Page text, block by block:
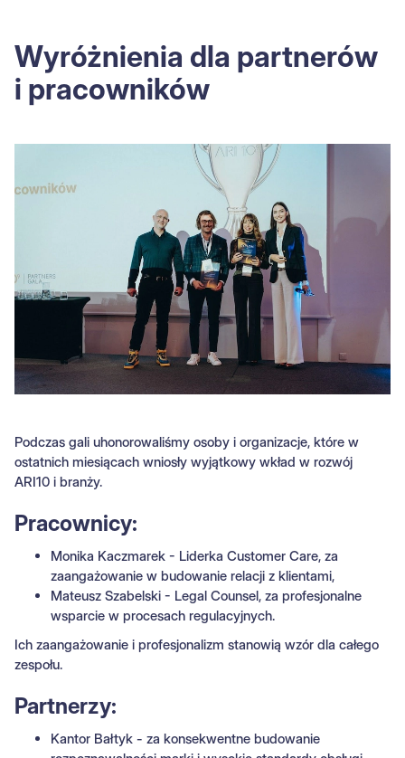
Wyróżnienia dla partnerów
i pracowników
Podczas gali uhonorowaliśmy osoby i organizacje, które w
ostatnich miesiącach wniosły wyjątkowy wkład w rozwój
ARI10 i branży.
Pracownicy:
Monika Kaczmarek - Liderka Customer Care, za
zaangażowanie w budowanie relacji z klientami,
Mateusz Szabelski - Legal Counsel, za profesjonalne
wsparcie w procesach regulacyjnych.
Ich zaangażowanie i profesjonalizm stanowią wzór dla całego
zespołu.
Partnerzy:
Kantor Bałtyk - za konsekwentne budowanie